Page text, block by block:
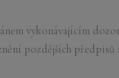
vykonávajícím
pozdějších